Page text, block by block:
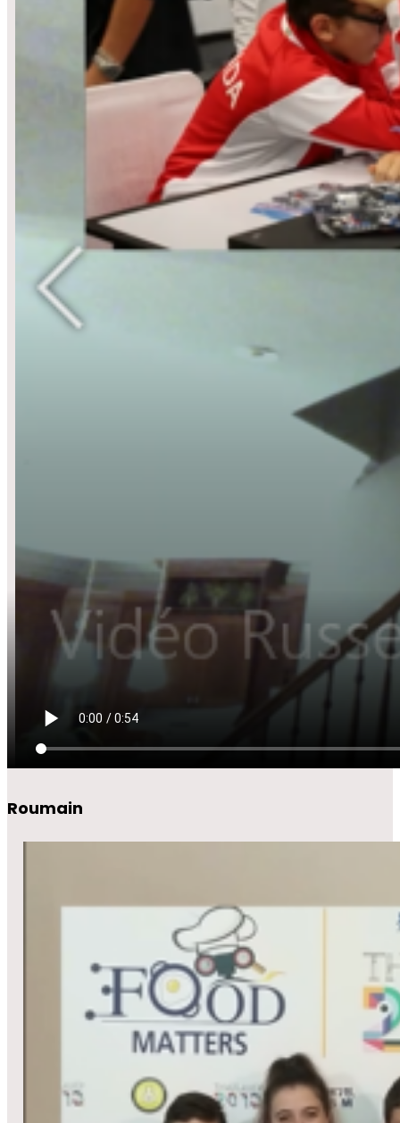
Roumain